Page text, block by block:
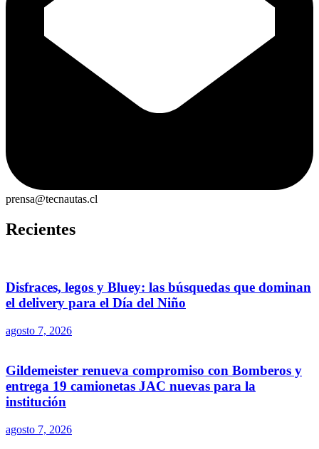
prensa@tecnautas.cl
Recientes
Disfraces, legos y Bluey: las búsquedas que dominan
el delivery para el Día del Niño
agosto 7, 2026
Gildemeister renueva compromiso con Bomberos y
entrega 19 camionetas JAC nuevas para la
institución
agosto 7, 2026